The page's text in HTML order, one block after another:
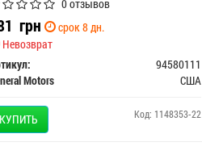
0 отзывов
грн
срок 8 дн.
Невозврат
94580111
Motors
США
КУПИТЬ Код: 1148353-22